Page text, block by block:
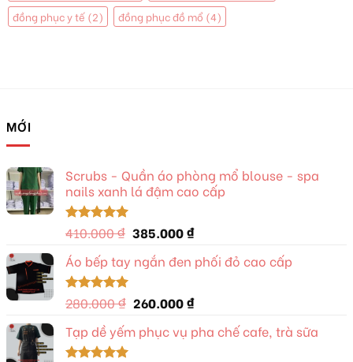
đồng phục y tế (2) đồng phục đồ mổ (4)
MỚI
Scrubs - Quần áo phòng mổ blouse - spa
nails xanh lá đậm cao cấp
Được xếp
5 sao
410.000₫ Giá
là:
385.000₫Giá
tại
385.000 ₫.
Áo bếp tay ngắn đen phối đỏ cao cấp
Được xếp
5 sao
280.000₫ Giá
là:
260.000₫Giá
tại
Tạp dề yếm phục vụ pha chế cafe, trà sữa